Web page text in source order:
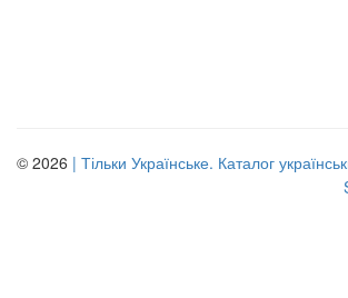
© 2026 | Тільки Українське. Каталог